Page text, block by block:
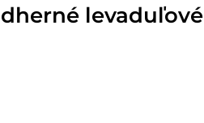
levaduľové